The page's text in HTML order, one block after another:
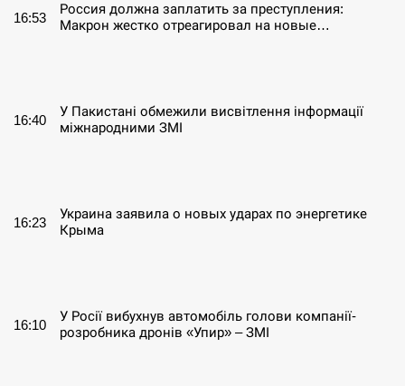
16:53
Россия должна заплатить за преступления:
Макрон жестко отреагировал на новые…
16:40
У Пакистані обмежили висвітлення інформації
міжнародними ЗМІ
16:23
Украина заявила о новых ударах по энергетике
Крыма
16:10
У Росії вибухнув автомобіль голови компанії-
розробника дронів «Упир» – ЗМІ